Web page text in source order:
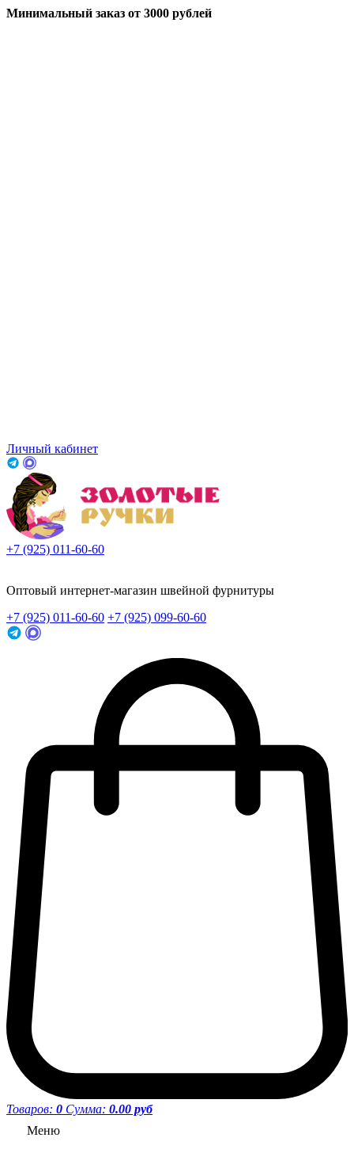
Минимальный заказ от 3000 рублей
Личный кабинет
+7 (925) 011-60-60
Оптовый интернет-магазин швейной фурнитуры
+7 (925) 011-60-60 +7 (925) 099-60-60
Товаров: 0 Сумма: 0.00 руб
Меню